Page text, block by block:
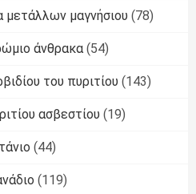
μετάλλων μαγνήσιου (78)
άνθρακα (54)
του πυριτίου (143)
ασβεστίου (19)
(44)
(119)